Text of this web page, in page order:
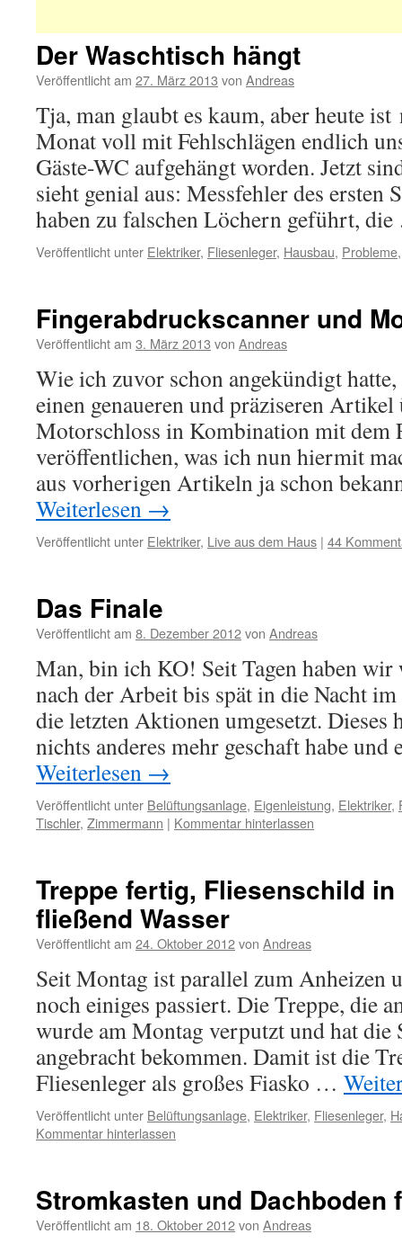
Der Waschtisch hängt
Veröffentlicht am 27. März 2013 von Andreas
Tja, man glaubt es kaum, aber heute
Monat voll mit Fehlschlägen endlich
Gäste-WC aufgehängt worden. Jetzt
sieht genial aus: Messfehler des ersten
haben zu falschen Löchern geführt,
Veröffentlicht unter Elektriker, Fliesenleger, Hausbau, Probleme
Fingerabdruckscanner und
Veröffentlicht am 3. März 2013 von Andreas
Wie ich zuvor schon angekündigt
einen genaueren und präziseren Artikel
Motorschloss in Kombination mit dem
veröffentlichen, was ich nun hiermit
aus vorherigen Artikeln ja schon
Weiterlesen →
Veröffentlicht unter Elektriker, Live aus dem Haus | 44
Das Finale
Veröffentlicht am 8. Dezember 2012von Andreas
Man, bin ich KO! Seit Tagen haben
nach der Arbeit bis spät in die Nacht
die letzten Aktionen umgesetzt. Dieses
nichts anderes mehr geschaft habe
Weiterlesen →
Veröffentlicht unter Belüftungsanlage, Eigenleistung, Elektriker,
Tischler, Zimmermann | Kommentar hinterlassen
Treppe fertig, Fliesenschild
fließend Wasser
Veröffentlicht am 24. Oktober 2012von Andreas
Seit Montag ist parallel zum Anheizen
noch einiges passiert. Die Treppe, die
wurde am Montag verputzt und hat die
angebracht bekommen. Damit ist die
Fliesenleger als großes Fiasko …
Veröffentlicht unter Belüftungsanlage, Elektriker, Fliesenleger,
Kommentar hinterlassen
Stromkasten und Dachboden
Veröffentlicht am 18. Oktober 2012von Andreas